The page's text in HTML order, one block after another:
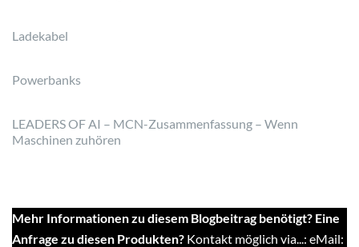
Ladekabel
Powerbanks
LEADERS OF AI – MCN-Zusammenfassung – Wenn
Maschinen zuhören
Mehr Informationen zu diesem Blogbeitrag benötigt? Eine
Anfrage zu diesen Produkten? Kontakt möglich via...: eMail: